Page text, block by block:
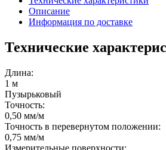
Описание
Информация по доставке
Технические
Длина:
1 м
Пузырьковый
Точность:
0,50 мм/м
Точность в перевернутом положении:
0,75 мм/м
Измерительные поверхности: